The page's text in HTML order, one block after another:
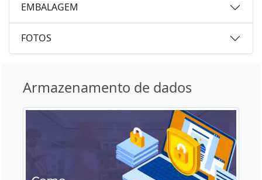
EMBALAGEM
FOTOS
Armazenamento de dados